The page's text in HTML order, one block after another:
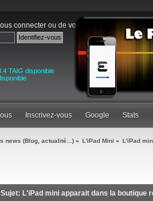
connecter ou de vous inscrire
TAIG disponible
Inscrivez-vous Google Stats
news (Blog, actualité...) » L'iPad Mini » L'iPad
Sujet: L'iPad mini apparait dans la boutique